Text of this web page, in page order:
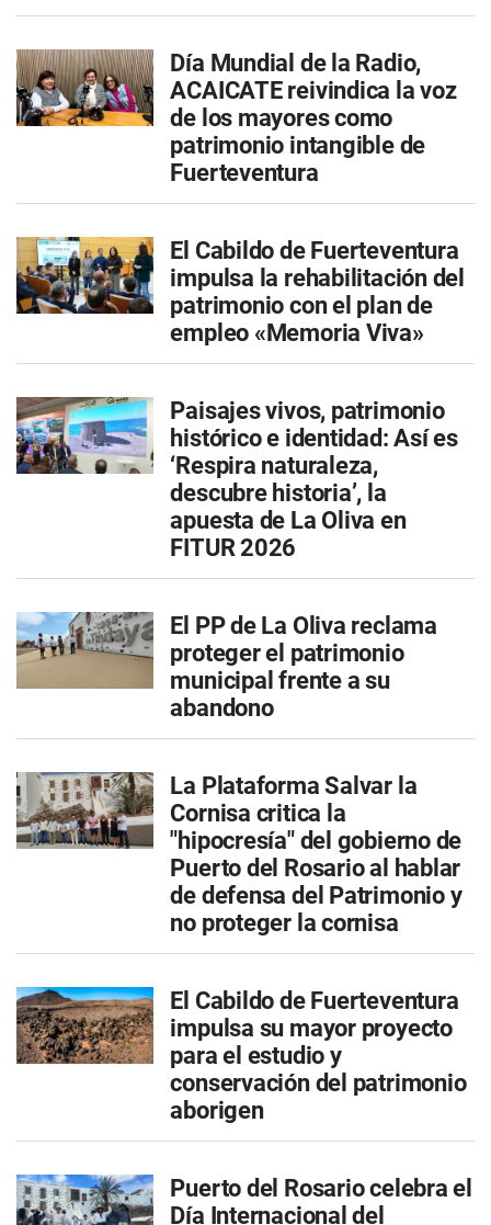
Día Mundial de la Radio,
ACAICATE reivindica la voz
de los mayores como
patrimonio intangible de
Fuerteventura
El Cabildo de Fuerteventura
impulsa la rehabilitación del
patrimonio con el plan de
empleo «Memoria Viva»
Paisajes vivos, patrimonio
histórico e identidad: Así es
‘Respira naturaleza,
descubre historia’, la
apuesta de La Oliva en
FITUR 2026
El PP de La Oliva reclama
proteger el patrimonio
municipal frente a su
abandono
​La Plataforma Salvar la
Cornisa critica la
"hipocresía" del gobierno de
Puerto del Rosario al hablar
de defensa del Patrimonio y
no proteger la cornisa
El Cabildo de Fuerteventura
impulsa su mayor proyecto
para el estudio y
conservación del patrimonio
aborigen
Puerto del Rosario celebra el
Día Internacional del